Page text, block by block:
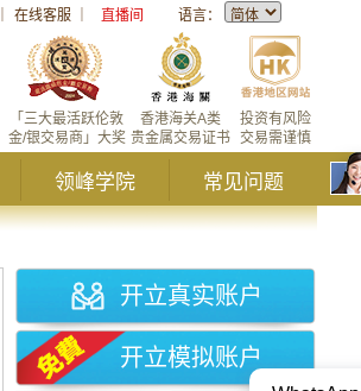
在线客服 直播间 语言：
投资有风险
交易需谨慎
香港海关A类
贵金属交易证书
「三大最活跃伦敦
金/银交易商」大奖
领峰学院 常见问题
开立真实账户
开立模拟账户